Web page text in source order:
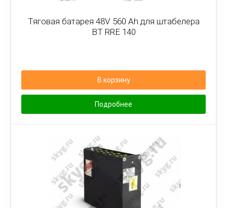
Тяговая батарея 48V 560 Ah для штабелера
BT RRE 140
В корзину
Подробнее